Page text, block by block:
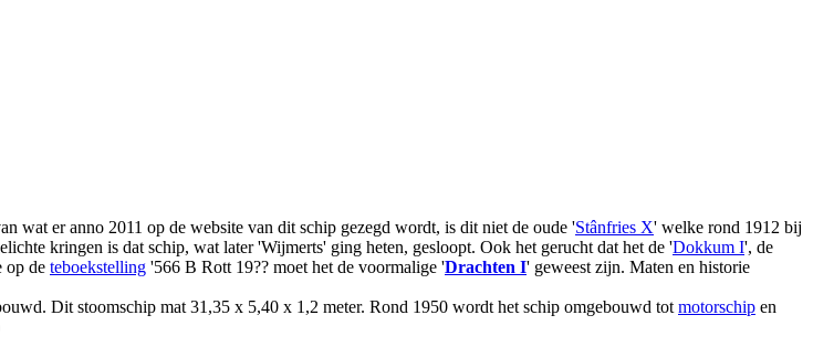
wat er anno 2011 op de website van dit schip gezegd wordt, is dit niet de oude 'Stânfries X' welke rond 1912 bij
kringen is dat schip, wat later 'Wijmerts' ging heten, gesloopt. Ook het gerucht dat het de 'Dokkum I', de
op de teboekstelling '566 B Rott 19?? moet het de voormalige 'Drachten I' geweest zijn. Maten en historie
Dit stoomschip mat 31,35 x 5,40 x 1,2 meter. Rond 1950 wordt het schip omgebouwd tot motorschip en